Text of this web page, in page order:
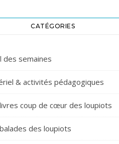
CATÉGORIES
des semaines
& activités pédagogiques
coup de cœur des loupiots
des loupiots